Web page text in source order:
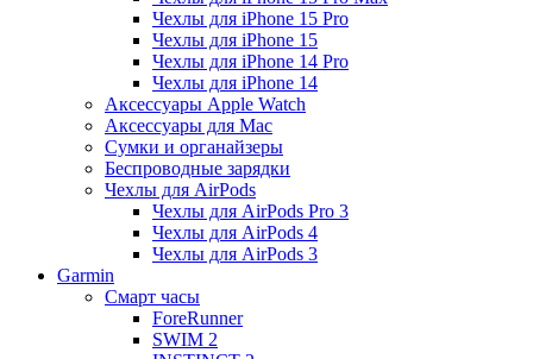
Чехлы для iPhone 15 Pro
Чехлы для iPhone 15
Чехлы для iPhone 14 Pro
Чехлы для iPhone 14
Аксессуары Apple Watch
Аксессуары для Mac
Сумки и органайзеры
Беспроводные зарядки
Чехлы для AirPods
Чехлы для AirPods Pro 3
Чехлы для AirPods 4
Чехлы для AirPods 3
Garmin
Смарт часы
ForeRunner
SWIM 2